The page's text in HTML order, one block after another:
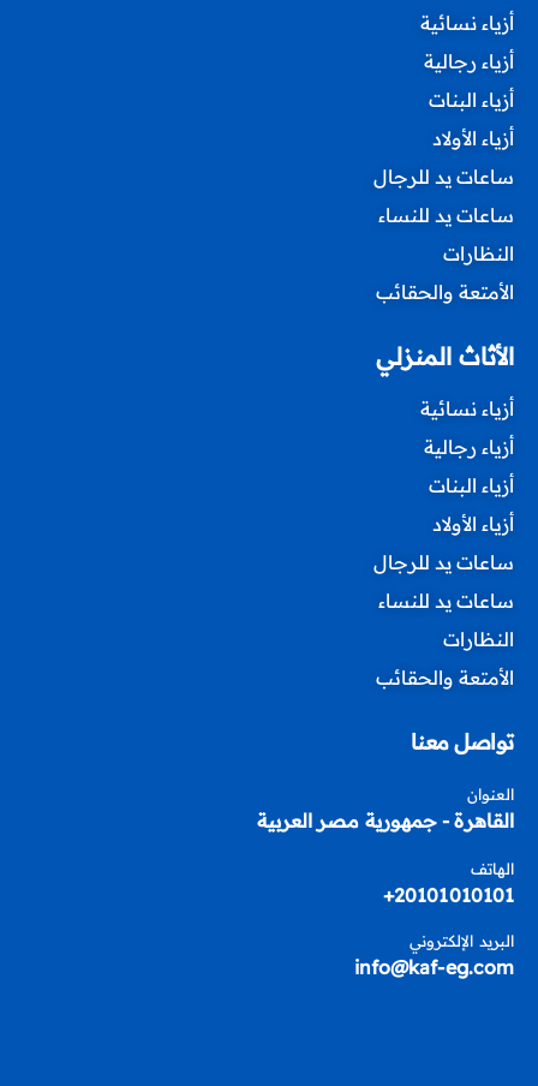
أزياء نسائية
أزياء رجالية
أزياء البنات
أزياء الأولاد
ساعات يد للرجال
ساعات يد للنساء
النظارات
الأمتعة والحقائب
الأثاث المنزلي
أزياء نسائية
أزياء رجالية
أزياء البنات
أزياء الأولاد
ساعات يد للرجال
ساعات يد للنساء
النظارات
الأمتعة والحقائب
تواصل معنا
العنوان
القاهرة - جمهورية مصر العربية
الهاتف
20101010101+
البريد الإلكتروني
info@kaf-eg.com